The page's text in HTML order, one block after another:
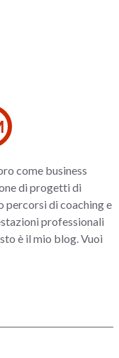
come business
di progetti di
percorsi di coaching e
professionali
è il mio blog. Vuoi